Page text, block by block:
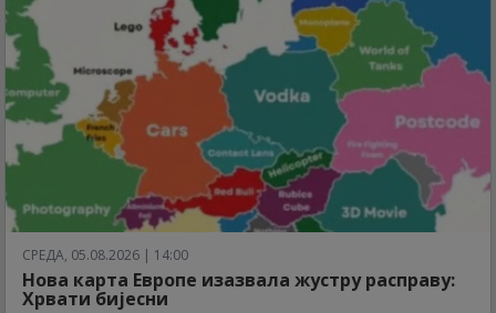
СРЕДА, 05.08.2026 | 14:00
Нова карта Европе изазвала жустру расправу:
Хрвати бијесни